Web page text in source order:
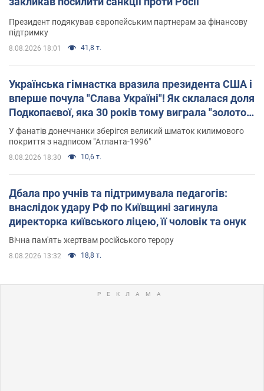
Президент подякував європейським партнерам за фінансову
підтримку
8.08.2026 18:01 41,8 т.
Українська гімнастка вразила президента США і
вперше почула "Слава Україні"! Як склалася доля
Подкопаєвої, яка 30 років тому виграла "золото"
Олімпіади
У фанатів донеччанки зберігся великий шматок килимового
покриття з надписом "Атланта-1996"
8.08.2026 18:30 10,6 т.
Дбала про учнів та підтримувала педагогів:
внаслідок удару РФ по Київщині загинула
директорка київського ліцею, її чоловік та онук
Вічна пам'ять жертвам російського терору
8.08.2026 13:32 18,8 т.